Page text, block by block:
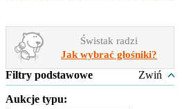
Świstak radzi
Jak wybrać głośniki?
Filtry podstawowe Zwiń
Aukcje typu: